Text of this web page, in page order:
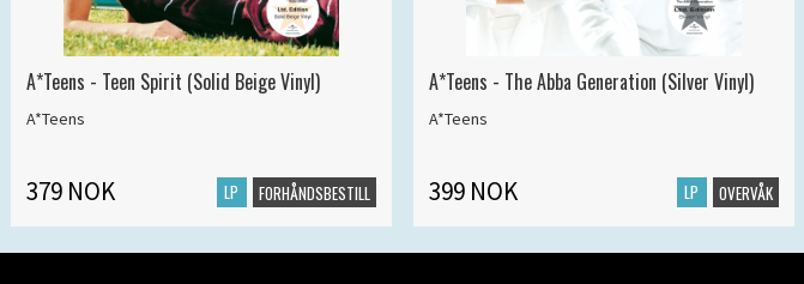
A*Teens - Teen Spirit (Solid Beige Vinyl)
A*Teens
379 NOK LP FORHÅNDSBESTILL
A*Teens - The Abba Generation (Silver Vinyl)
A*Teens
399 NOK LP OVERVÅK